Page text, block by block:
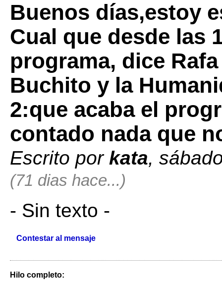
Buenos días,estoy
Cual que desde las
programa, dice
Buchito y la
2:que acaba el
contado nada que
Escrito por kata,
(71 dias hace...)
- Sin texto -
Contestar al mensaje
Hilo completo: